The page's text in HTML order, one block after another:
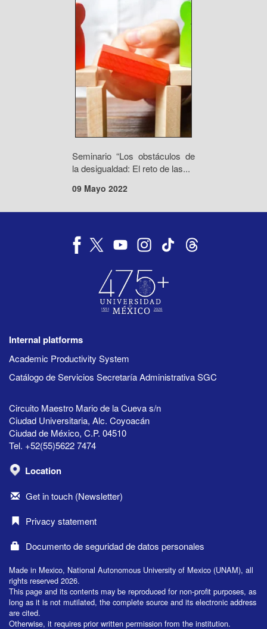
Seminario “Los obstáculos de
la desigualdad: El reto de las...
09 Mayo 2022
Internal platforms
Academic Productivity System
Catálogo de Servicios Secretaría Administrativa SGC
Circuito Maestro Mario de la Cueva s/n
Ciudad Universitaria, Alc. Coyoacán
Ciudad de México, C.P. 04510
Tel. +52(55)5622 7474
Location
Get in touch (Newsletter)
Privacy statement
Documento de seguridad de datos personales
Made in Mexico, National Autonomous University of Mexico (UNAM), all
rights reserved 2026.
This page and its contents may be reproduced for non-profit purposes, as
long as it is not mutilated, the complete source and its electronic address
are cited.
Otherwise, it requires prior written permission from the institution.